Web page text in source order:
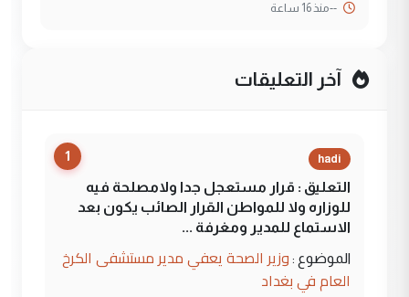
--منذ 16 ساعة
آخر التعليقات
1 hadi
التعليق : قرار مستعجل جدا ولامصلحة فيه
للوزاره ولا للمواطن القرار الصائب يكون بعد
الاستماع للمدير ومغرفة ...
الموضوع : وزير الصحة يعفي مدير مستشفى الكرخ
العام في بغداد